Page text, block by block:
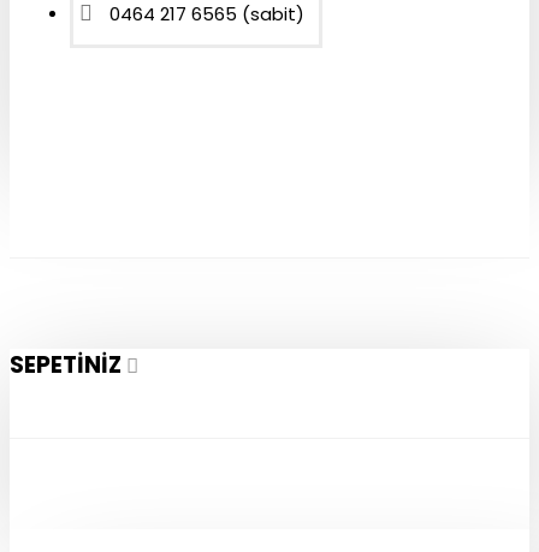
0464 217 6565 (sabit)
SEPETINIZ